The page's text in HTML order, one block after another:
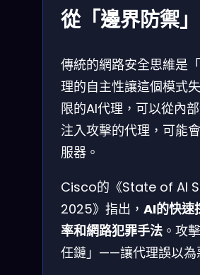
從「邊界防禦
傳統的網路安全思維是
理的自主性讓這個模式
限的AI代理，可以從內
注入攻擊的代理，可能
服器。
Cisco的《State of AI
2025》指出， AI的快速
率和網路犯罪手法 。攻
任鏈」——讓代理誤以為